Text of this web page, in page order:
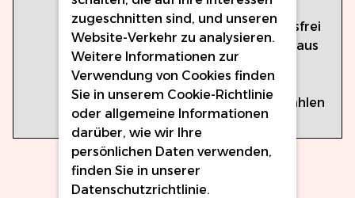
Vegan und
tierversuchsfrei
Hergestellt aus
natürlichen
Zutaten
Gammastrahlen
sterilisiert
zugeschnitten sind, und unseren
Website-Verkehr zu analysieren.
Weitere Informationen zur
Verwendung von Cookies finden
Sie in unserem Cookie-Richtlinie
oder allgemeine Informationen
darüber, wie wir Ihre
persönlichen Daten verwenden,
finden Sie in unserer
Datenschutzrichtlinie.